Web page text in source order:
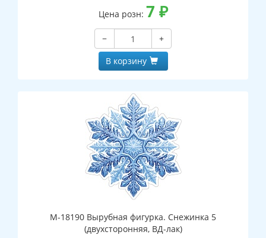
Цена розн: 7 ₽
−
+
В корзину
М-18190 Вырубная фигурка. Снежинка 5
(двухсторонняя, ВД-лак)